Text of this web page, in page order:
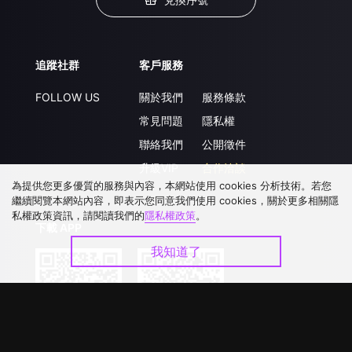
追蹤社群
FOLLOW US
客戶服務
關於我們
常見問題
聯絡我們
升級VIP
服務條款
隱私權
公開徵件
合作洽談
為提供您更多優質的服務與內容，本網站使用 cookies 分析技術。若您
繼續閱覽本網站內容，即表示您同意我們使用 cookies，關於更多相關隱
私權政策資訊，請閱讀我們的隱私權政策。
我知道了